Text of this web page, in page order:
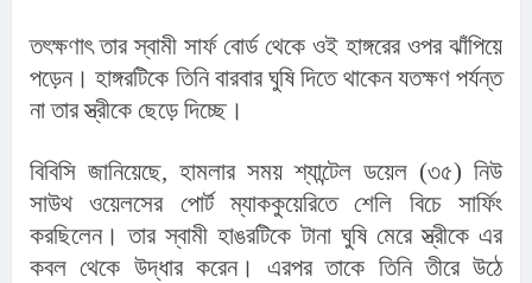
তৎক্ষণাৎ তার স্বামী সার্ফ বোর্ড থেকে ওই হাঙ্গরের ওপর ঝাঁপিয়ে
পড়েন। হাঙ্গরটিকে তিনি বারবার ঘুষি দিতে থাকেন যতক্ষণ পর্যন্ত
না তার স্ত্রীকে ছেড়ে দিচ্ছে।
বিবিসি জানিয়েছে, হামলার সময় শ্যান্টেল ডয়েল (৩৫) নিউ
সাউথ ওয়েলসের পোর্ট ম্যাককুয়েরিতে শেলি বিচে সার্ফিং
করছিলেন। তার স্বামী হাঙরটিকে টানা ঘুষি মেরে স্ত্রীকে এর
কবল থেকে উদ্ধার করেন। এরপর তাকে তিনি তীরে উঠে